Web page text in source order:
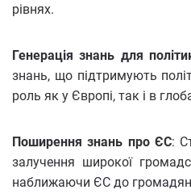
рівнях.
Генерація знань для
знань, що підтримують
роль як у Європі, так і в
Поширення знань про ЄС:
залучення широкої
наближаючи ЄС до